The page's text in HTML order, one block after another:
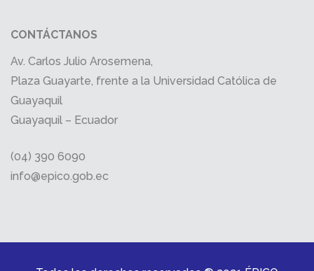
CONTÁCTANOS
Av. Carlos Julio Arosemena,
Plaza Guayarte, frente a la Universidad Católica de
Guayaquil
Guayaquil – Ecuador
(04) 390 6090
info@epico.gob.ec